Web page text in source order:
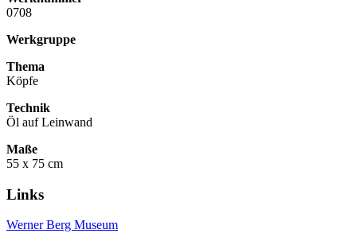
0708
Werkgruppe
Thema
Köpfe
Technik
Öl auf Leinwand
Maße
55 x 75 cm
Links
Werner Berg Museum